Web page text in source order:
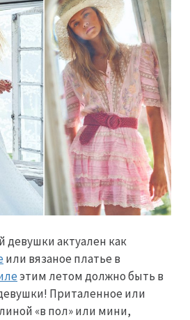
девушки актуален как
или вязаное платье в
этим летом должно быть в
Приталенное или
«в пол» или мини,